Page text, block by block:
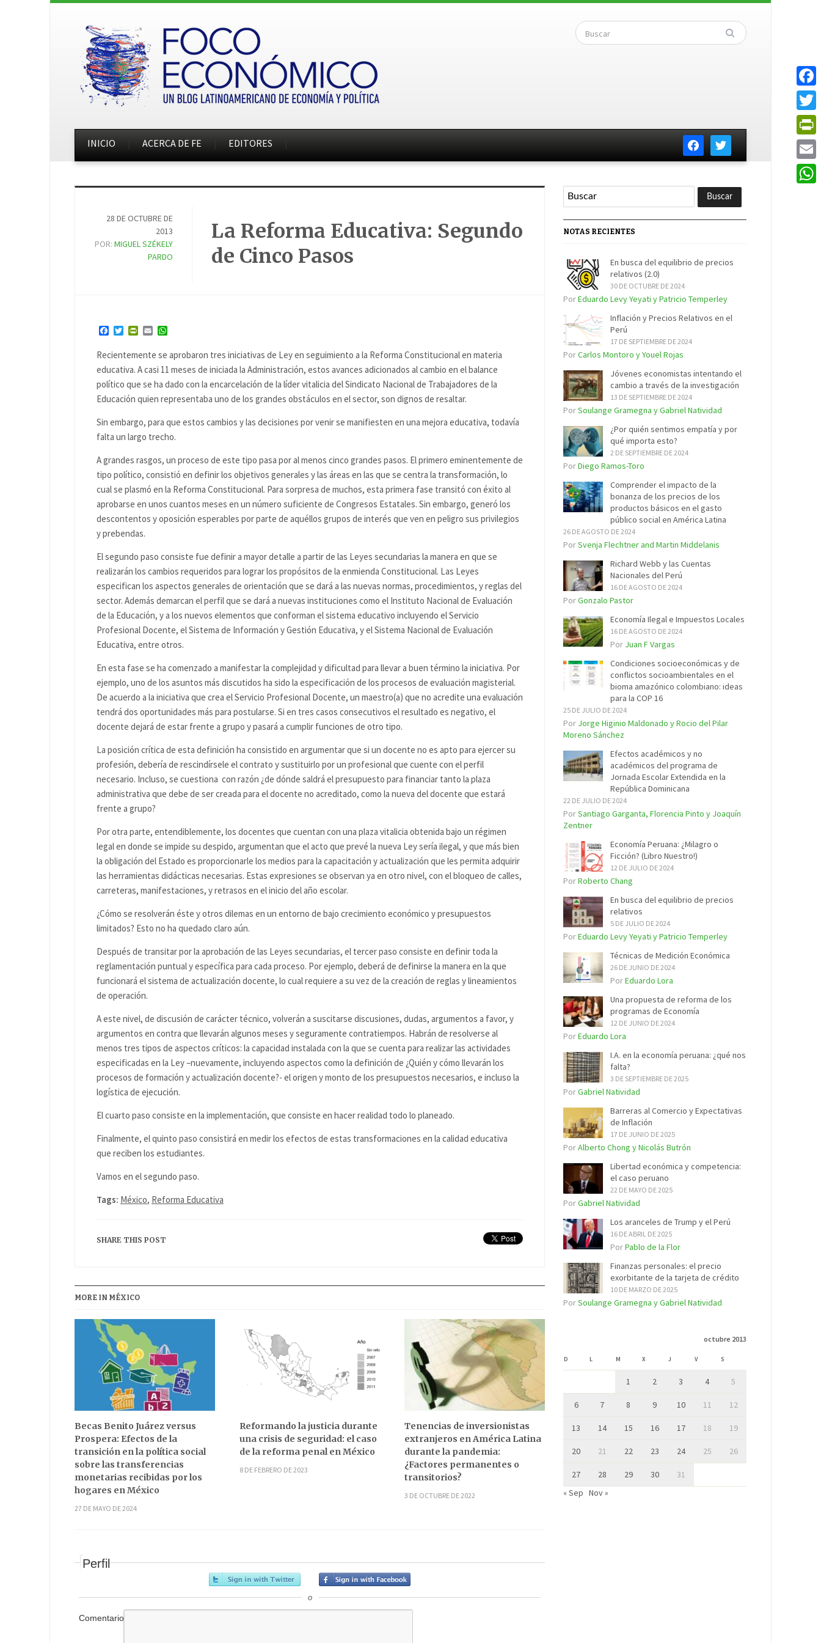
facebooktwitter
INICIO ACERCA DE FE EDITORES
28 DE OCTUBRE DE
2013
POR:MIGUEL SZÉKELY
PARDO
La Reforma Educativa: Segundo
de Cinco Pasos
Facebook
TwitterPrintFriendly
Email
Recientemente se aprobaron tres iniciativas de Ley en seguimiento a la Reforma Constitucional en materia
educativa. A casi 11 meses de iniciada la Administración, estos avances adicionados al cambio en el balance
político que se ha dado con la encarcelación de la líder vitalicia del Sindicato Nacional de Trabajadores de la
Educación quien representaba uno de los grandes obstáculos en el sector, son dignos de resaltar.
Sin embargo, para que estos cambios y las decisiones por venir se manifiesten en una mejora educativa, todavía
falta un largo trecho.
A grandes rasgos, un proceso de este tipo pasa por al menos cinco grandes pasos. El primero eminentemente de
tipo político, consistió en definir los objetivos generales y las áreas en las que se centra la transformación, lo
cual se plasmó en la Reforma Constitucional. Para sorpresa de muchos, esta primera fase transitó con éxito al
aprobarse en unos cuantos meses en un número suficiente de Congresos Estatales. Sin embargo, generó los
descontentos y oposición esperables por parte de aquéllos grupos de interés que ven en peligro sus privilegios
y prebendas.
El segundo paso consiste fue definir a mayor detalle a partir de las Leyes secundarias la manera en que se
realizarán los cambios requeridos para lograr los propósitos de la enmienda Constitucional. Las Leyes
especifican los aspectos generales de orientación que se dará a las nuevas normas, procedimientos, y reglas del
sector. Además demarcan el perfil que se dará a nuevas instituciones como el Instituto Nacional de Evaluación
de la Educación, y a los nuevos elementos que conforman el sistema educativo incluyendo el Servicio
Profesional Docente, el Sistema de Información y Gestión Educativa, y el Sistema Nacional de Evaluación
Educativa, entre otros.
En esta fase se ha comenzado a manifestar la complejidad y dificultad para llevar a buen término la iniciativa. Por
ejemplo, uno de los asuntos más discutidos ha sido la especificación de los procesos de evaluación magisterial.
De acuerdo a la iniciativa que crea el Servicio Profesional Docente, un maestro(a) que no acredite una evaluación
tendrá dos oportunidades más para postularse. Si en tres casos consecutivos el resultado es negativo, el
docente dejará de estar frente a grupo y pasará a cumplir funciones de otro tipo.
La posición crítica de esta definición ha consistido en argumentar que si un docente no es apto para ejercer su
profesión, debería de rescindírsele el contrato y sustituirlo por un profesional que cuente con el perfil
necesario. Incluso, se cuestiona con razón ¿de dónde saldrá el presupuesto para financiar tanto la plaza
administrativa que debe de ser creada para el docente no acreditado, como la nueva del docente que estará
frente a grupo?
Por otra parte, entendiblemente, los docentes que cuentan con una plaza vitalicia obtenida bajo un régimen
legal en donde se impide su despido, argumentan que el acto que prevé la nueva Ley sería ilegal, y que más bien
la obligación del Estado es proporcionarle los medios para la capacitación y actualización que les permita adquirir
las herramientas didácticas necesarias. Estas expresiones se observan ya en otro nivel, con el bloqueo de calles,
carreteras, manifestaciones, y retrasos en el inicio del año escolar.
¿Cómo se resolverán éste y otros dilemas en un entorno de bajo crecimiento económico y presupuestos
limitados? Esto no ha quedado claro aún.
Después de transitar por la aprobación de las Leyes secundarias, el tercer paso consiste en definir toda la
reglamentación puntual y específica para cada proceso. Por ejemplo, deberá de definirse la manera en la que
funcionará el sistema de actualización docente, lo cual requiere a su vez de la creación de reglas y lineamientos
de operación.
A este nivel, de discusión de carácter técnico, volverán a suscitarse discusiones, dudas, argumentos a favor, y
argumentos en contra que llevarán algunos meses y seguramente contratiempos. Habrán de resolverse al
menos tres tipos de aspectos críticos: la capacidad instalada con la que se cuenta para realizar las actividades
especificadas en la Ley –nuevamente, incluyendo aspectos como la definición de ¿Quién y cómo llevarán los
procesos de formación y actualización docente?- el origen y monto de los presupuestos necesarios, e incluso la
logística de ejecución.
El cuarto paso consiste en la implementación, que consiste en hacer realidad todo lo planeado.
Finalmente, el quinto paso consistirá en medir los efectos de estas transformaciones en la calidad educativa
que reciben los estudiantes.
Vamos en el segundo paso.
Tags: México, Reforma Educativa
SHARE THIS POST
MORE IN MÉXICO
Becas Benito Juárez versus
Prospera: Efectos de la
transición en la política social
sobre las transferencias
monetarias recibidas por los
hogares en México
27 DE MAYO DE 2024
Reformando la justicia durante
una crisis de seguridad: el caso
de la reforma penal en México
8 DE FEBRERO DE 2023
Tenencias de inversionistas
extranjeros en América Latina
durante la pandemia:
¿Factores permanentes o
transitorios?
3 DE OCTUBRE DE 2022
Perfil
o
Comentario
NOTAS RECIENTES
En busca del equilibrio de precios
relativos (2.0)
30 DE OCTUBRE DE 2024
PorEduardo Levy Yeyati y Patricio Temperley
Inflación y Precios Relativos en el
Perú
17 DE SEPTIEMBRE DE 2024
PorCarlos Montoro y Youel Rojas
Jóvenes economistas intentando el
cambio a través de la investigación
13 DE SEPTIEMBRE DE 2024
PorSoulange Gramegna y Gabriel Natividad
¿Por quién sentimos empatía y por
qué importa esto?
2 DE SEPTIEMBRE DE 2024
PorDiego Ramos-Toro
Comprender el impacto de la
bonanza de los precios de los
productos básicos en el gasto
público social en América Latina
26 DE AGOSTO DE 2024
PorSvenja Flechtner and Martin Middelanis
Richard Webb y las Cuentas
Nacionales del Perú
16 DE AGOSTO DE 2024
PorGonzalo Pastor
Economía Ilegal e Impuestos Locales
16 DE AGOSTO DE 2024
Por Juan F Vargas
Condiciones socioeconómicas y de
conflictos socioambientales en el
bioma amazónico colombiano: ideas
para la COP 16
25 DE JULIO DE 2024
Por Jorge Higinio Maldonado y Rocio del Pilar
Moreno Sánchez
Efectos académicos y no
académicos del programa de
Jornada Escolar Extendida en la
República Dominicana
22 DE JULIO DE 2024
PorSantiago Garganta, Florencia Pinto y Joaquín
Zentner
Economía Peruana: ¿Milagro o
Ficción? (Libro Nuestro!)
12 DE JULIO DE 2024
PorRoberto Chang
En busca del equilibrio de precios
relativos
5 DE JULIO DE 2024
PorEduardo Levy Yeyati y Patricio Temperley
Técnicas de Medición Económica
26 DE JUNIO DE 2024
PorEduardo Lora
Una propuesta de reforma de los
programas de Economía
12 DE JUNIO DE 2024
PorEduardo Lora
I.A. en la economía peruana: ¿qué nos
falta?
3 DE SEPTIEMBRE DE 2025
PorGabriel Natividad
Barreras al Comercio y Expectativas
de Inflación
17 DE JUNIO DE 2025
PorAlberto Chong y Nicolás Butrón
Libertad económica y competencia:
el caso peruano
22 DE MAYO DE 2025
PorGabriel Natividad
Los aranceles de Trump y el Perú
16 DE ABRIL DE 2025
PorPablo de la Flor
Finanzas personales: el precio
exorbitante de la tarjeta de crédito
10 DE MARZO DE 2025
PorSoulange Gramegna y Gabriel Natividad
octubre 2013
D L M X J V S
1 2 3 4 5
6 7 8 9 10 11 12
13 14 15 16 17 18 19
20 21 22 23 24 25 26
27 28 29 30
31
« Sep Nov »
Email